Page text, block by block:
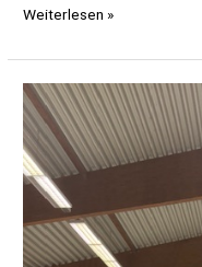
⚽️ Sponsor
Unterstütze
Fußball
beim
TV
Metjendorf ⚽️
Weiterlesen »